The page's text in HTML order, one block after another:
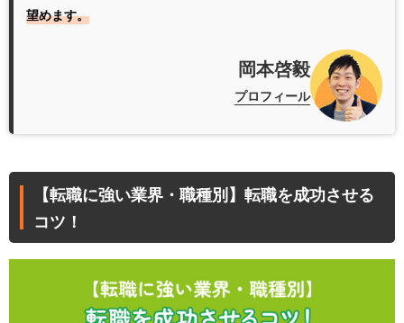
岡本啓毅
プロフィール
望めます。
【転職に強い業界・職種別】転職を成功させる
コツ！